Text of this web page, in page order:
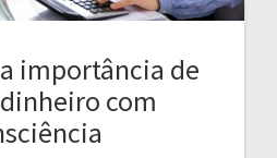
importância de
com